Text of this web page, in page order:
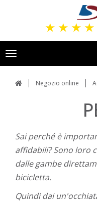
★ ★ ★ ★
Toggle
navigation
Negozio online
Sai perché è
affidabili? Sono loro
dalle gambe
bicicletta.
Quindi dai